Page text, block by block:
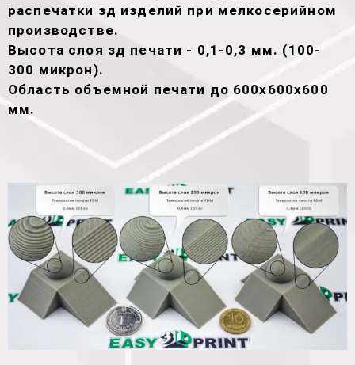
распечатки зд изделий при мелкосерийном
производстве.
Высота слоя зд печати - 0,1-0,3 мм. (100-
300 микрон).
Область объемной печати до 600х600х600
мм.